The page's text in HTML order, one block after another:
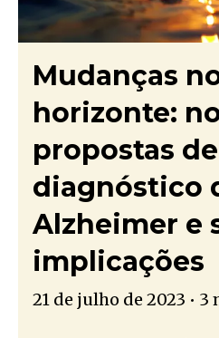
Mudanças
horizonte:
propostas de
diagnóstico
Alzheimer e
implicações
21 de julho de 2023 • 3